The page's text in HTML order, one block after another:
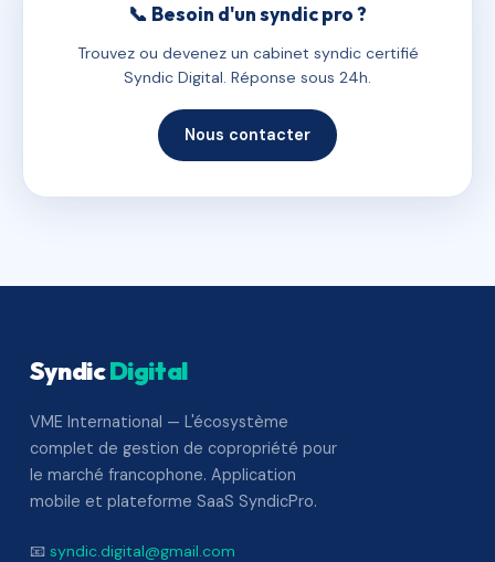
📞 Besoin d'un syndic pro ?
Trouvez ou devenez un cabinet syndic certifié
Syndic Digital. Réponse sous 24h.
Nous contacter
SyndicDigital
VME International — L'écosystème
complet de gestion de copropriété pour
le marché francophone. Application
mobile et plateforme SaaS SyndicPro.
📧 syndic.digital@gmail.com